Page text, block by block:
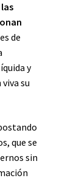
las
de
y
su
que se
sin